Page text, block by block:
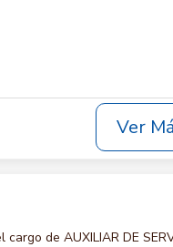
Ver
de AUXILIAR DE